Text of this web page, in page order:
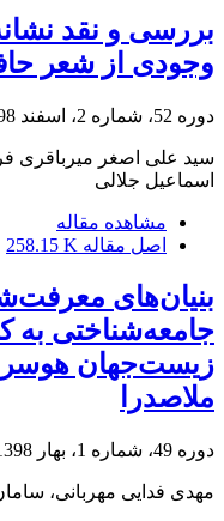
بررسی و نقد
وجودی از شعر
دوره 52، شماره 2، اسفند 1398، صفحه
سید علی اصغر میرباقری
اسماعیل جلالی
مشاهده مقاله
اصل مقاله 258.15 K
بنیان‌های
جامعه‌شناختی
زیست‌جهان
ملاصدرا
دوره 49، شماره 1، بهار 1398، صفحه
مهدی فدایی مهربانی،